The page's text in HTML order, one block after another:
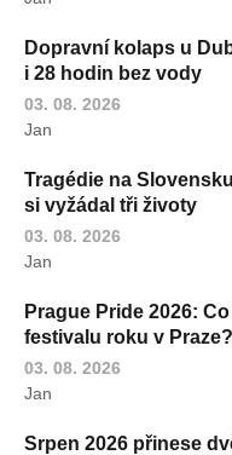
Dopravní kolaps u
i 28 hodin bez vody
03. 08. 2026
Jan
Tragédie na
si vyžádal tři životy
03. 08. 2026
Jan
Prague Pride 2026:
festivalu roku v Praze?
03. 08. 2026
Jan
Srpen 2026 přinese